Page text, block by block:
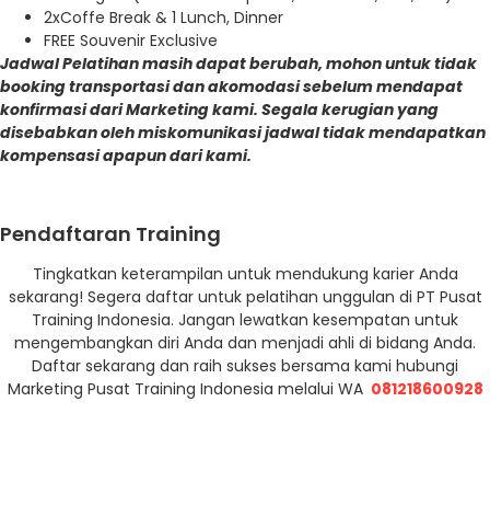
2xCoffe Break & 1 Lunch, Dinner
FREE Souvenir Exclusive
Jadwal Pelatihan masih dapat berubah, mohon untuk tidak
booking transportasi dan akomodasi sebelum mendapat
konfirmasi dari Marketing kami. Segala kerugian yang
disebabkan oleh miskomunikasi jadwal tidak mendapatkan
kompensasi apapun dari kami.
Pendaftaran Training
Tingkatkan keterampilan untuk mendukung karier Anda
sekarang! Segera daftar untuk pelatihan unggulan di PT Pusat
Training Indonesia. Jangan lewatkan kesempatan untuk
mengembangkan diri Anda dan menjadi ahli di bidang Anda.
Daftar sekarang dan raih sukses bersama kami hubungi
Marketing Pusat Training Indonesia melalui WA 081218600928